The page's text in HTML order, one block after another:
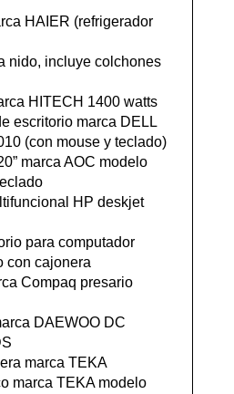
HAIER (refrigerador
nido, incluye colchones
HITECH 1400 watts
escritorio marca DELL
(con mouse y teclado)
marca AOC modelo
HP deskjet
para computador
con cajonera
Compaq presario
DAEWOO DC
marca TEKA
marca TEKA modelo